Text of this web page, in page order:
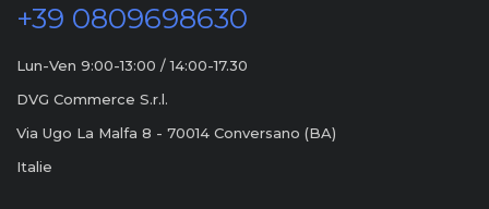
+39 0809698630
Lun-Ven 9:00-13:00 / 14:00-17.30
DVG Commerce S.r.l.
Via Ugo La Malfa 8 - 70014 Conversano (BA)
Italie